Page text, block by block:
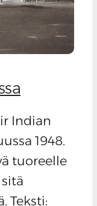
Indian
1948.
tuoreelle
Teksti: